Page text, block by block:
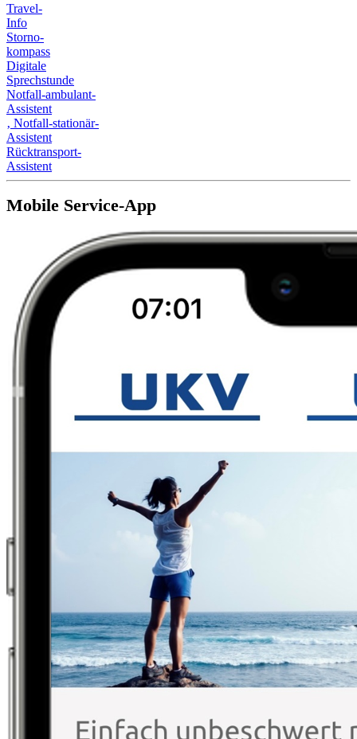
Travel-
Info
Storno-
kompass
Digitale
Sprechstunde
Notfall-ambulant-
Assistent
‚ Notfall-stationär-
Assistent
Rücktransport-
Assistent
Mobile Service-App